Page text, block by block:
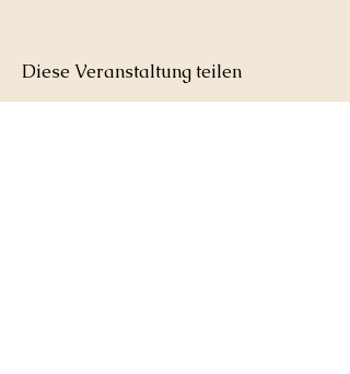
Diese Veranstaltung teilen